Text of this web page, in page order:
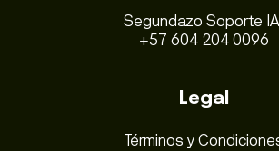
Segundazo Soporte
+57 604 204 0096
Legal
Términos y